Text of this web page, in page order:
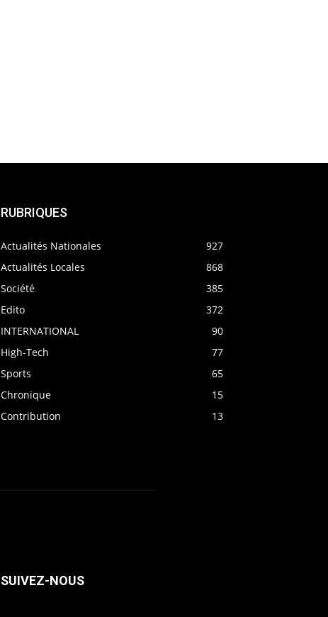
RUBRIQUES
Actualités Nationales
927
Actualités Locales
868
Société
385
Edito
372
INTERNATIONAL
90
High-Tech
77
Sports
65
Chronique
15
Contribution
13
SUIVEZ-NOUS